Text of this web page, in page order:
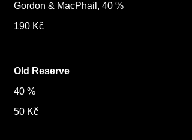
Gordon & MacPhail, 40 %
190 Kč
Old Reserve
40 %
50 Kč